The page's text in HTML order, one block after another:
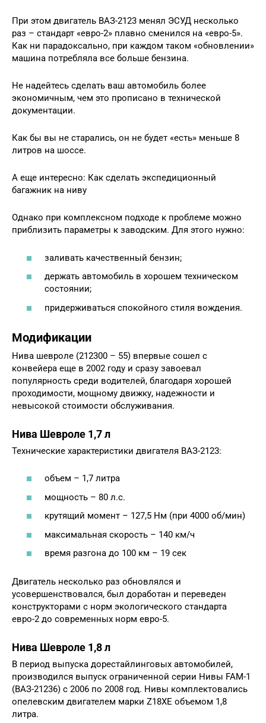
При этом двигатель ВАЗ-2123 менял ЭСУД несколько
раз – стандарт «евро-2» плавно сменился на «евро-5».
Как ни парадоксально, при каждом таком «обновлении»
машина потребляла все больше бензина.
Не надейтесь сделать ваш автомобиль более
экономичным, чем это прописано в технической
документации.
Как бы вы не старались, он не будет «есть» меньше 8
литров на шоссе.
А еще интересно: Как сделать экспедиционный
багажник на ниву
Однако при комплексном подходе к проблеме можно
приблизить параметры к заводским. Для этого нужно:
заливать качественный бензин;
держать автомобиль в хорошем техническом
состоянии;
придерживаться спокойного стиля вождения.
Модификации
Нива шевроле (212300 – 55) впервые сошел с
конвейера еще в 2002 году и сразу завоевал
популярность среди водителей, благодаря хорошей
проходимости, мощному движку, надежности и
невысокой стоимости обслуживания.
Нива Шевроле 1,7 л
Технические характеристики двигателя ВАЗ-2123:
объем – 1,7 литра
мощность – 80 л.с.
крутящий момент – 127,5 Нм (при 4000 об/мин)
максимальная скорость – 140 км/ч
время разгона до 100 км – 19 сек
Двигатель несколько раз обновлялся и
усовершенствовался, был доработан и переведен
конструкторами с норм экологического стандарта
евро-2 до современных норм евро-5.
Нива Шевроле 1,8 л
В период выпуска дорестайлинговых автомобилей,
производился выпуск ограниченной серии Нивы FAM-1
(ВАЗ-21236) с 2006 по 2008 год. Нивы комплектовались
опелевским двигателем марки Z18XE объемом 1,8
литра.